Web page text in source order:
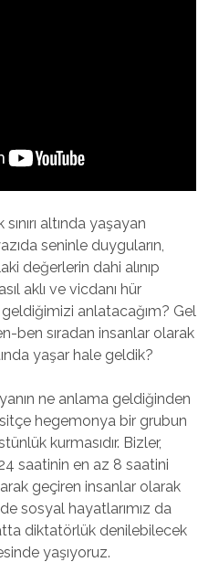
altında yaşayan
seninle duyguların,
değerlerin dahi alınıp
aklı ve vicdanı hür
anlatacağım? Gel
ben sıradan insanlar olarak
yaşar hale geldik?
ne anlama geldiğinden
hegemonya bir grubun
kurmasıdır. Bizler,
saatinin en az 8 saatini
geçiren insanlar olarak
sosyal hayatlarımız da
diktatörlük denilebilecek
yaşıyoruz.